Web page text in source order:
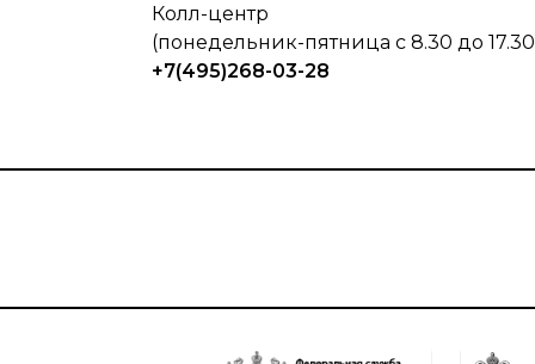
Колл-центр
(понедельник-пятница с 8.30 до
+7(495)268-03-28